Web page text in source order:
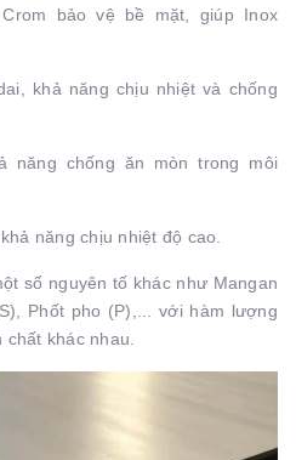
bảo vệ bề mặt, giúp Inox
khả năng chịu nhiệt và chống
năng chống ăn mòn trong môi
năng chịu nhiệt độ cao.
số nguyên tố khác như Mangan
Phốt pho (P),... với hàm lượng
khác nhau.